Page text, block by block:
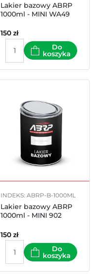
Lakier bazowy ABRP
1000ml - MINI WA49
150 zł
Do
koszyka
INDEKS: ABRP-B-1000ML
Lakier bazowy ABRP
1000ml - MINI 902
150 zł
Do
koszyka